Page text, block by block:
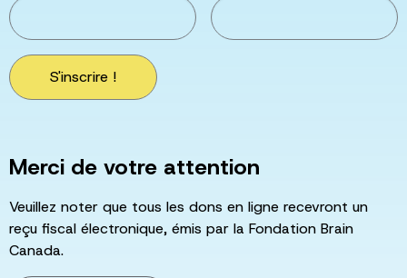
S'inscrire !
Merci de votre attention
Veuillez noter que tous les dons en ligne recevront un
reçu fiscal électronique, émis par la Fondation Brain
Canada.